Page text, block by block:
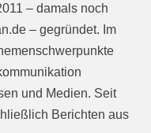
– damals noch
– gegründet. Im
und Medien. Seit
Berichten aus